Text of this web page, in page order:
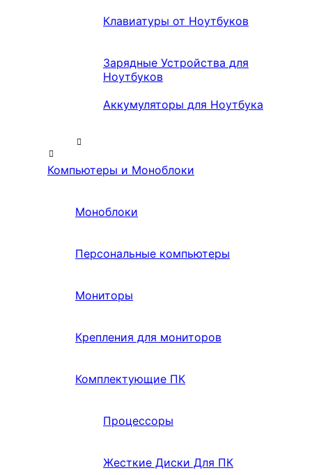
Клавиатуры от Ноутбуков
Зарядные Устройства для
Ноутбуков
Аккумуляторы для Ноутбука
Компьютеры и Моноблоки
Моноблоки
Персональные компьютеры
Мониторы
Крепления для мониторов
Комплектующие ПК
Процессоры
Жесткие Диски Для ПК